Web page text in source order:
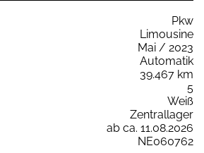
Pkw
Limousine
Mai / 2023
Automatik
39.467 km
5
Weiß
Zentrallager
ab ca. 11.08.2026
NE060762